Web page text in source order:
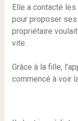
Elle a contacté
pour proposer
propriétaire
vite.
Grâce à la fille,
commencé à voir